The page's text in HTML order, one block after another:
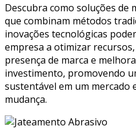
Descubra como soluções de
que combinam métodos
inovações tecnológicas
empresa a otimizar
presença de marca e
investimento, promovendo
sustentável em um mercado
mudança.